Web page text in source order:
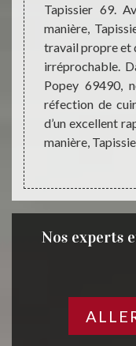
des
la
à
la
&
Tapissier 69.
manière,
travail propre et
irréprochable.
Popey 69490,
réfection de
d’un excellent
manière,
Nos experts